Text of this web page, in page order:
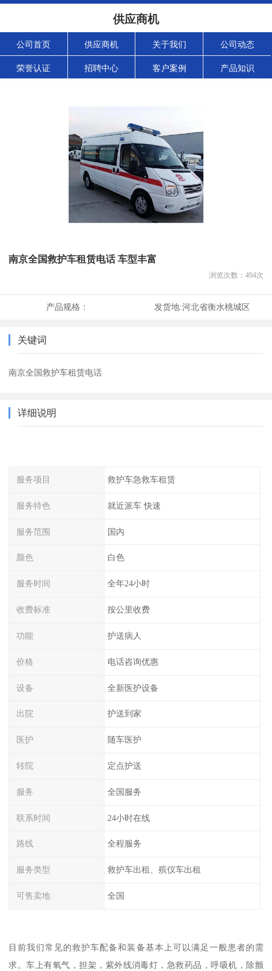
供应商机
公司首页 供应商机 关于我们 公司动态
荣誉认证 招聘中心 客户案例 产品知识
南京全国救护车租赁电话 车型丰富
浏览次数： 494次
产品规格： 发货地:河北省衡水桃城区
关键词
南京全国救护车租赁电话
详细说明
服务项目 救护车急救车租赁
服务特色 就近派车 快速
服务范围 国内
颜色 白色
服务时间 全年24小时
收费标准 按公里收费
功能 护送病人
价格 电话咨询优惠
设备 全新医护设备
出院 护送到家
医护 随车医护
转院 定点护送
服务 全国服务
联系时间 24小时在线
路线 全程服务
服务类型 救护车出租、殡仪车出租
可售卖地 全国
目前我们常见的救护车配备和装备基本上可以满足一般患者的需
求。车上有氧气，担架，紫外线消毒灯，急救药品，呼吸机，除颤